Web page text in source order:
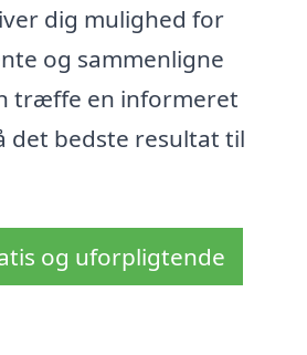
dig mulighed for
og sammenligne
træffe en informeret
det bedste resultat til
og uforpligtende